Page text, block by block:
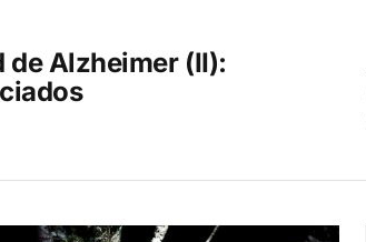
de Alzheimer (II):